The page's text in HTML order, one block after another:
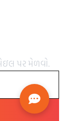
પર મેળવો.